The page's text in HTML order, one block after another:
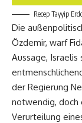
Recep Tayyip
Die
Özdemir, warf
Aussage, Israelis
der Regierung
notwendig, doch
Verurteilung